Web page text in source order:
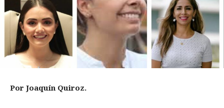
Por Joaquín Quiroz.